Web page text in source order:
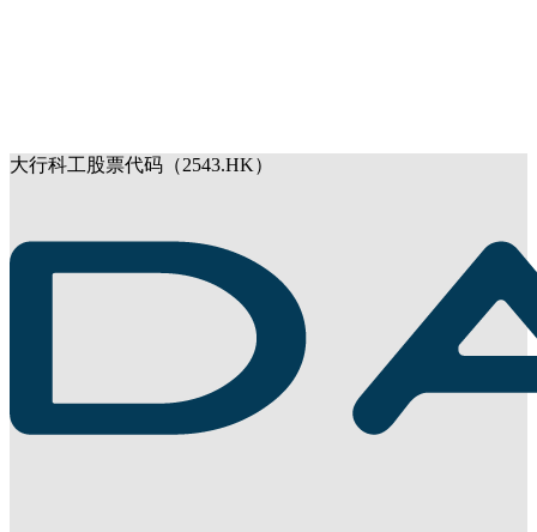
大行科工股票代码（2543.HK）